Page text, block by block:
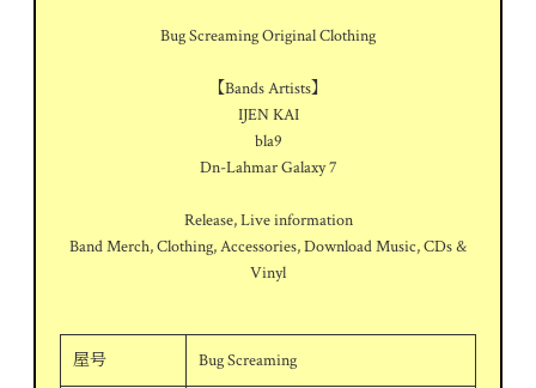
Bug Screaming Original Clothing
【Bands Artists】
IJEN KAI
bla9
Dn-Lahmar Galaxy 7
Release, Live information
Band Merch, Clothing, Accessories, Download Music, CDs &
Vinyl
屋号 Bug Screaming